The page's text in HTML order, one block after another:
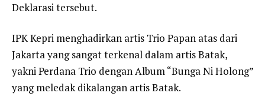
Deklarasi tersebut.
IPK Kepri menghadirkan artis Trio Papan atas dari
Jakarta yang sangat terkenal dalam artis Batak,
yakni Perdana Trio dengan Album “Bunga Ni Holong”
yang meledak dikalangan artis Batak.